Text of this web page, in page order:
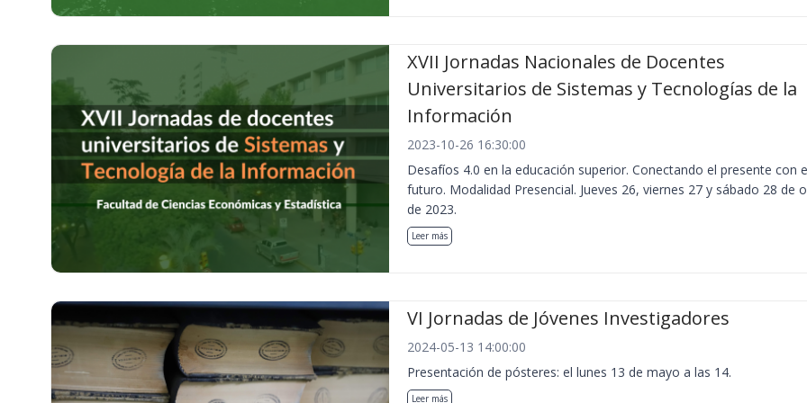
XVII Jornadas Nacionales de Docentes
Universitarios de Sistemas y Tecnologías de la
Información
2023-10-26 16:30:00
Desafíos 4.0 en la educación superior. Conectando el presente con
futuro. Modalidad Presencial. Jueves 26, viernes 27 y sábado 28 de
de 2023.
Leer más
VI Jornadas de Jóvenes Investigadores
2024-05-13 14:00:00
Presentación de pósteres: el lunes 13 de mayo a las 14.
Leer más